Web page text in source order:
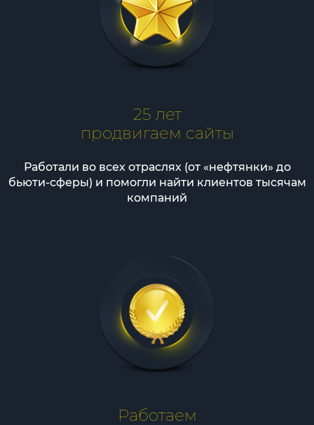
25 лет
продвигаем сайты
Работали во всех отраслях (от «нефтянки» до
бьюти-сферы) и помогли найти клиентов тысячам
компаний
Работаем